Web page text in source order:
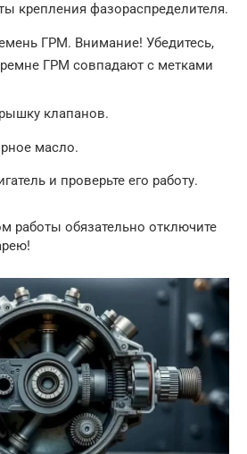
крепления фазораспределителя.
ГРМ. Внимание! Убедитесь,
ГРМ совпадают с метками
клапанов.
масло.
и проверьте его работу.
работы обязательно отключите